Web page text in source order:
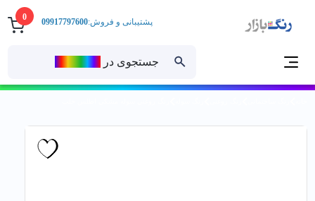
0
جستجوی در
پشتیبانی و فروش:09917797600